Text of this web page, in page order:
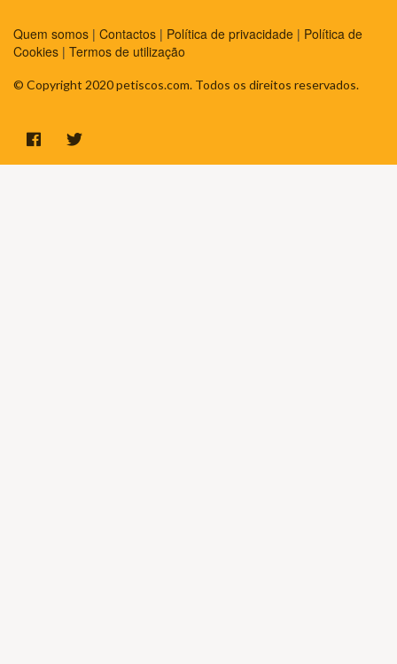
Quem somos | Contactos | Política de privacidade | Política de
Cookies | Termos de utilização
© Copyright 2020 petiscos.com. Todos os direitos reservados.